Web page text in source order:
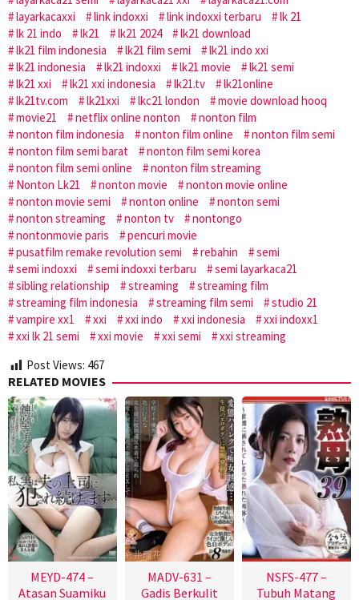
layarkacaxxi
link indoxxi link indoxxi terbaru
lk 21
lk 21 indo
lk21 lk21 2024
lk21 download
lk21 film indonesia
lk21 film semi
lk21 indo xxi
lk21 indonesia
lk21 indoxxi lk21 movie
lk21 semi
lk21 xxi
lk21 xxi indonesia lk21.tv
lk21online
lk21tv.com
lk21xxi lkc21 london
movie download hooq
movie21
netflix online nonton
nonton film
nonton film indonesia
nonton film online
nonton film semi
nonton film semi barat
nonton film semi korea
nonton film semi online
nonton film streaming
Nonton Lk21
nonton movie
nonton movie online
nonton movie semi
nonton online
nonton semi
nonton streaming
nonton tv
nontongo
nontonmovie paris
pencuri movie
pusatfilm remake revolution semi
rebahin
semi
semi indoxxi
semi indoxxi terbaru
semi layarkaca21
sibling relationship
streaming
streaming film
streaming film indonesia
streaming film semi
studio 21
vampire xx1
xxi xxi indo xxi indonesia
xxi indoxx1
xxi lk 21 semi
xxi movie xxi semi
xxi streaming
Post Views: 467
RELATED MOVIES
MEYD-474 –
Atasan Suamiku
MADV-631 –
Gadis Berkulit
NSFS-477 –
Tubuh Matang